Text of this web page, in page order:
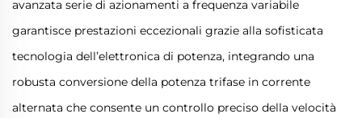
avanzata serie di azionamenti a frequenza variabile
garantisce prestazioni eccezionali grazie alla sofisticata
tecnologia dell’elettronica di potenza, integrando una
robusta conversione della potenza trifase in corrente
alternata che consente un controllo preciso della velocità